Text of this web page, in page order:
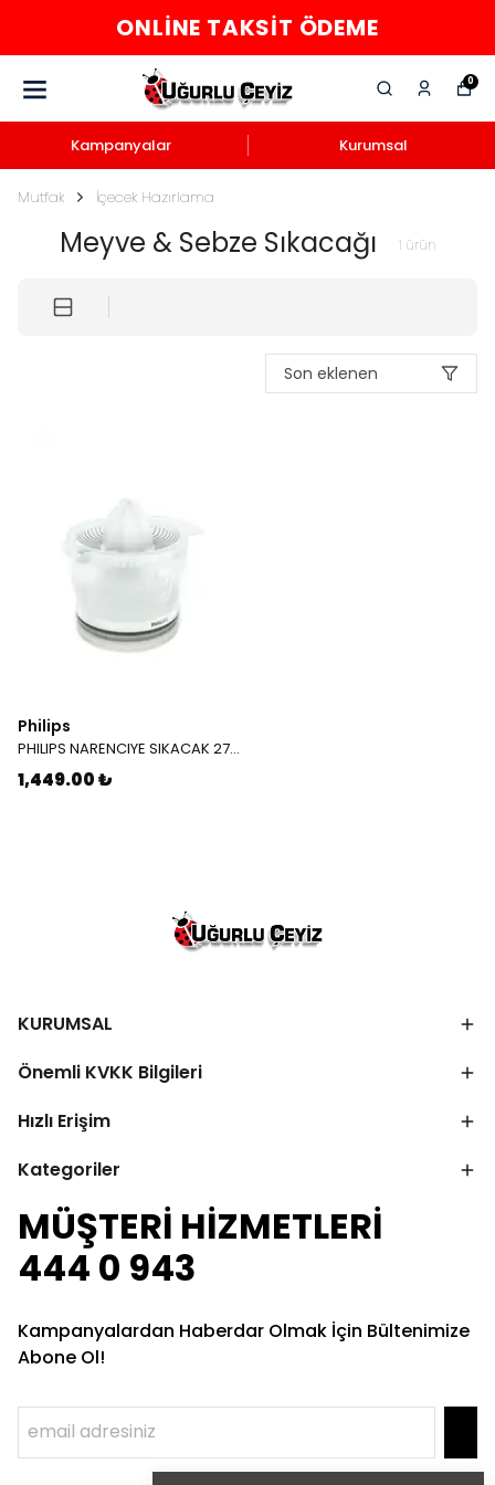
ONLINE TAKSIT ÖDEME
0
Kampanyalar Kurumsal
Mutfak İçecek Hazırlama
Meyve & Sebze Sıkacağı 1 ürün
Son eklenen
Philips
PHILIPS NARENCIYE SIKACAK 2738
1,449.00 ₺
KURUMSAL
Önemli KVKK Bilgileri
Hızlı Erişim
Kategoriler
MÜŞTERİ HİZMETLERİ
444 0 943
Kampanyalardan Haberdar Olmak İçin Bültenimize
Abone Ol!